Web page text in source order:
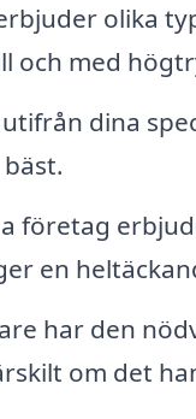
olika
och med
dina
företag
en
har den
om det